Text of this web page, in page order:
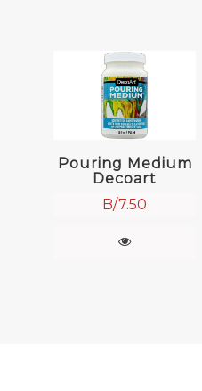
Pouring Medium
Decoart
B/.7.50